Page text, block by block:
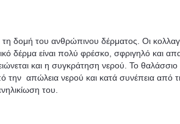
τη δομή του ανθρώπινου δέρματος. Οι
δέρμα είναι πολύ φρέσκο, σφριγηλό και
και η συγκράτηση νερού. Το θαλάσσιο
την απώλεια νερού και κατά συνέπεια από
του.